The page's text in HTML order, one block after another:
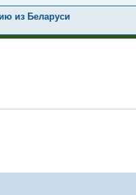
из Беларуси